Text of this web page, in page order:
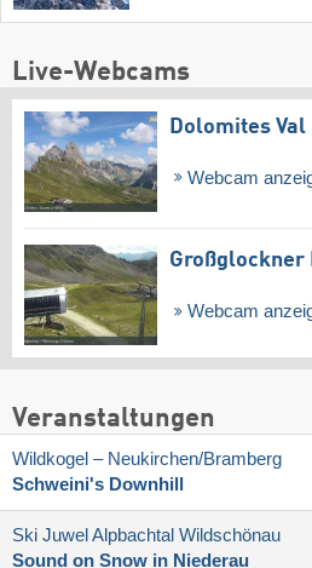
Live-Webcams
Dolomites
Webcam
Großglockner
Webcam
Veranstaltungen
Wildkogel – Neukirchen/​Bramberg
Schweini's Downhill
Ski Juwel Alpbachtal Wildschönau
Sound on Snow in Niederau